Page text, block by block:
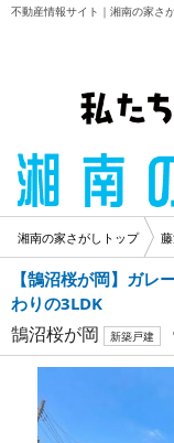
不動産情報サイト｜湘南の家さ
湘南の家さがしトップ
【鵠沼桜が岡】ガ
わりの3LDK
鵠沼桜が岡 新築戸建